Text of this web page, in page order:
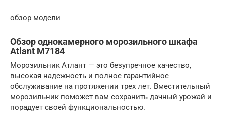
обзор модели
Обзор однокамерного морозильного шкафа
Atlant M7184
Морозильник Атлант — это безупречное качество,
высокая надежность и полное гарантийное
обслуживание на протяжении трех лет. Вместительный
морозильник поможет вам сохранить дачный урожай и
порадует своей функциональностью.